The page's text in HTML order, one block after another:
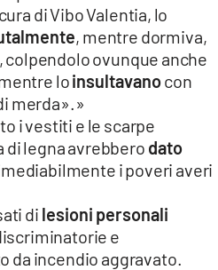
di Vibo Valentia, lo
, mentre dormiva,
ovunque anche
loinsultavanocon
merda».»
i vestiti e le scarpe
di legna avrebbero dato
i poveri averi
di lesioni personali
e
da incendio aggravato.